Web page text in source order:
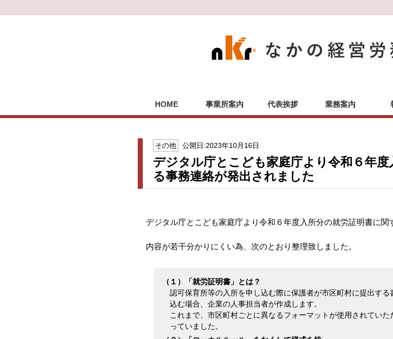
HOME 事業所案内 代表挨拶 業務案内
その他 公開日:2023年10月16日
デジタル庁とこども家庭庁より令和６年
る事務連絡が発出されました
デジタル庁とこども家庭庁より令和６年度入所分の就労証明書に関
内容が若干分かりにくい為、次のとおり整理致しました。
（１）「就労証明書」とは？
認可保育所等の入所を申し込む際に保護者が市区町村に提出す
込む場合、企業の人事担当者が作成します。
これまで、市区町村ごとに異なるフォーマットが使用されてい
っていました。